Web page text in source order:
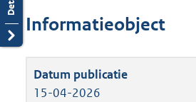
Informatieobject
15-04-2026